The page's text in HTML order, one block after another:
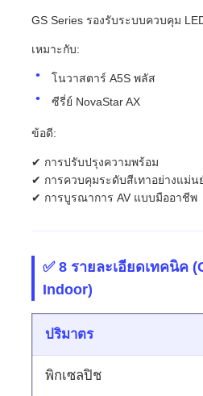
GS Series รองรับระบบควบคุม
เหมาะกับ:
โนวาสตาร์ A5S พลัส
ซีรี่ย์ NovaStar AX
ข้อดี:
✔ การปรับปรุงความพร้อม
✔ การควบคุมระดับสีเทาอย่างแม่น
✔ การบูรณาการ AV แบบมืออาชีพ
✅ 8 รายละเอียดเทคนิค
Indoor)
ปริมาตร
พิกเซลปิช